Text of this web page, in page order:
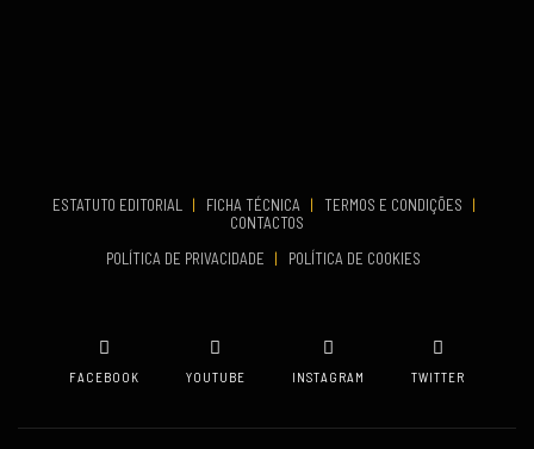
ESTATUTO EDITORIAL | FICHA TÉCNICA | TERMOS E CONDIÇÕES
|
CONTACTOS
POLÍTICA DE PRIVACIDADE
| POLÍTICA DE COOKIES
FACEBOOK YOUTUBE INSTAGRAM TWITTER